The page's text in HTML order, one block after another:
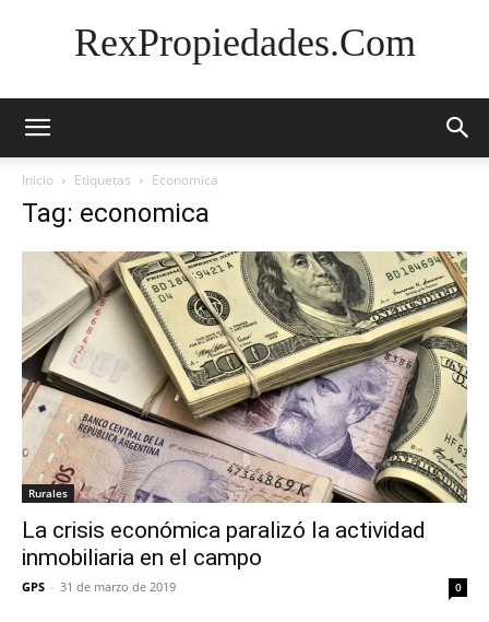
RexPropiedades.Com
Inicio Etiquetas Economica
Tag: economica
Rurales
La crisis económica paralizó la actividad
inmobiliaria en el campo
GPS - 31 de marzo de 2019 0